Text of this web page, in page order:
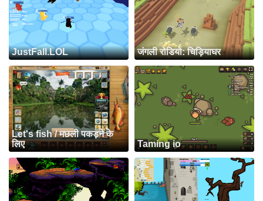
JustFall.LOL जंगली रोडियो: चिड़ियाघर
Let's fish / मछली पकड़ने के
लिए
Taming io